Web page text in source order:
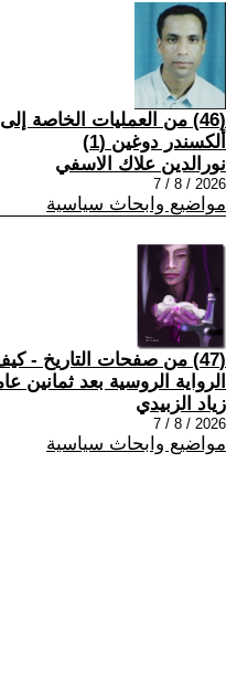
(46) من العمليات الخاصة
ألكسندر دوغين (1)
نورالدين علاك الاسفي
2026 / 8 / 7
مواضيع وابحاث سياسية
(47) من صفحات التاريخ -
الرواية الروسية بعد ثمانين
زياد الزبيدي
2026 / 8 / 7
مواضيع وابحاث سياسية